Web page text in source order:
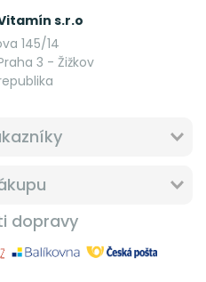
s.r.o
145/14
3 - Žižkov
dopravy